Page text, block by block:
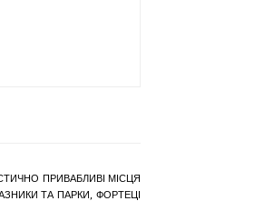
ПРИВАБЛИВІ МІСЦЯ
ТА ПАРКИ, ФОРТЕЦІ